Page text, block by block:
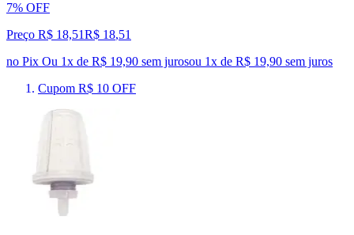
7% OFF
Preço R$ 18,51R$ 18,51
no Pix Ou 1x de R$ 19,90 sem jurosou 1x de R$ 19,90 sem juros
Cupom R$ 10 OFF